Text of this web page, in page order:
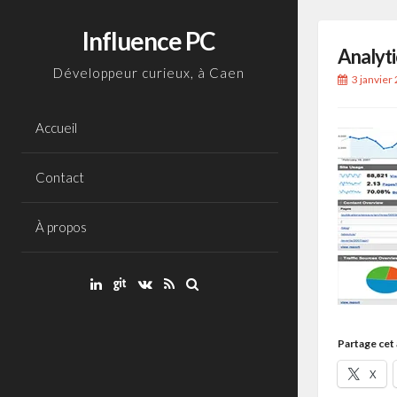
Influence PC
Développeur curieux, à Caen
Accueil
Contact
À propos
3 janvier
Partage cet
X